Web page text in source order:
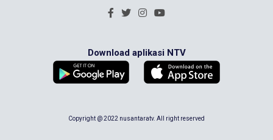
Download aplikasi NTV
Copyright @ 2022 nusantaratv. All right reserved